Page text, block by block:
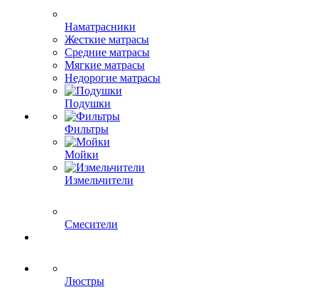
Наматрасники
Жесткие матрасы
Средние матрасы
Мягкие матрасы
Недорогие матрасы
Подушки
Фильтры
Мойки
Измельчители
Смесители
Люстры